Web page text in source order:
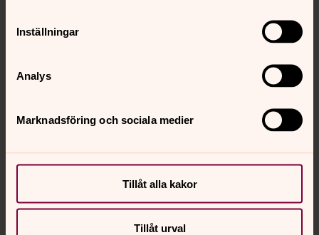
Inställningar
Analys
Marknadsföring och sociala medier
Tillåt alla kakor
Tillåt urval
Kalender
Hitta snabbt